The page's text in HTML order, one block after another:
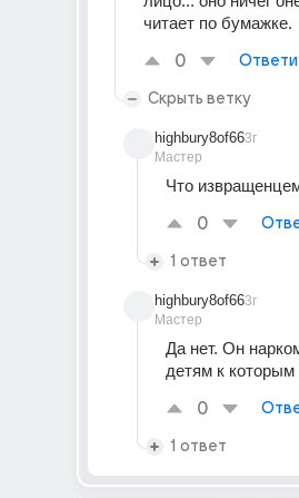
читает по бумажке.
0
Скрыть ветку
highbury8of66
Мастер
3г
Что
0
1 ответ
highbury8of66
Мастер
3г
Да нет. Он
детям к которым
0
1 ответ